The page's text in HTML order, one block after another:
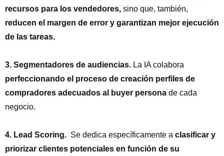
recursos para los vendedores, sino que, también,
reducen el margen de error y garantizan mejor ejecución
de las tareas.
3. Segmentadores de audiencias. La IA colabora
perfeccionando el proceso de creación perfiles de
compradores adecuados al buyer persona de cada
negocio.
4. Lead Scoring. Se dedica específicamente a clasificar y
priorizar clientes potenciales en función de su